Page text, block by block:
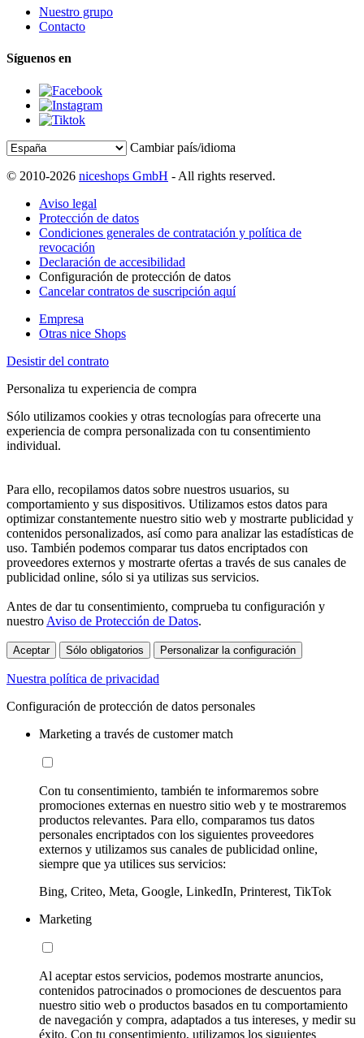
Nuestro grupo
Contacto
Síguenos en
Cambiar país/idioma
© 2010-2026 niceshops GmbH - All rights reserved.
Aviso legal
Protección de datos
Condiciones generales de contratación y política de
revocación
Declaración de accesibilidad
Configuración de protección de datos
Cancelar contratos de suscripción aquí
Empresa
Otras nice Shops
Desistir del contrato
Personaliza tu experiencia de compra
Sólo utilizamos cookies y otras tecnologías para ofrecerte una
experiencia de compra personalizada con tu consentimiento
individual.
Para ello, recopilamos datos sobre nuestros usuarios, su
comportamiento y sus dispositivos. Utilizamos estos datos para
optimizar constantemente nuestro sitio web y mostrarte publicidad y
contenidos personalizados, así como para analizar las estadísticas de
uso. También podemos comparar tus datos encriptados con
proveedores externos y mostrarte ofertas a través de sus canales de
publicidad online, sólo si ya utilizas sus servicios.
Antes de dar tu consentimiento, comprueba tu configuración y
nuestro Aviso de Protección de Datos.
Aceptar Sólo obligatorios Personalizar la configuración
Nuestra política de privacidad
Configuración de protección de datos personales
Marketing a través de customer match
Con tu consentimiento, también te informaremos sobre
promociones externas en nuestro sitio web y te mostraremos
productos relevantes. Para ello, comparamos tus datos
personales encriptados con los siguientes proveedores
externos y utilizamos sus canales de publicidad online,
siempre que ya utilices sus servicios:
Bing, Criteo, Meta, Google, LinkedIn, Printerest, TikTok
Marketing
Al aceptar estos servicios, podemos mostrarte anuncios,
contenidos patrocinados o promociones de descuentos para
nuestro sitio web o productos basados en tu comportamiento
de navegación y compra, adaptados a tus intereses, y medir su
éxito. Con tu consentimiento, utilizamos los siguientes